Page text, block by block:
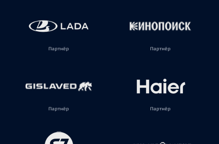
Партнёр Партнёр
Партнёр Партнёр